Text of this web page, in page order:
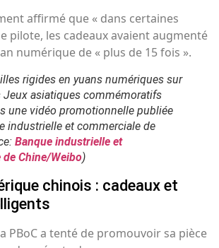
affirmé que « dans certaines
pilote, les cadeaux avaient augmenté
numérique de « plus de 15 fois ».
rigides en yuans numériques sur
Jeux asiatiques commémoratifs
une vidéo promotionnelle publiée
industrielle et commerciale de
Banque industrielle et
Chine/Weibo)
chinois : cadeaux et
PBoC a tenté de promouvoir sa pièce